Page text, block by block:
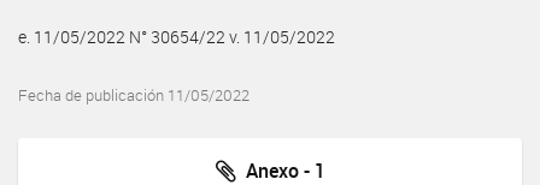
e. 11/05/2022 N° 30654/22 v. 11/05/2022
Fecha de publicación 11/05/2022
Anexo - 1